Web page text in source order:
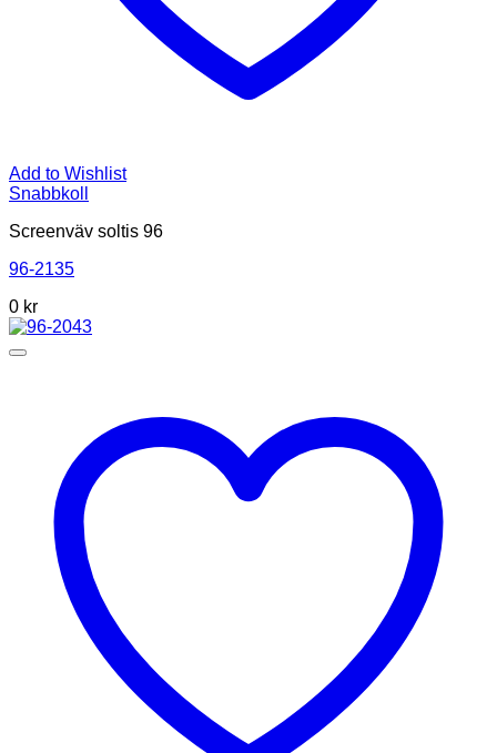
Add to Wishlist
Snabbkoll
Screenväv soltis 96
96-2135
0 kr